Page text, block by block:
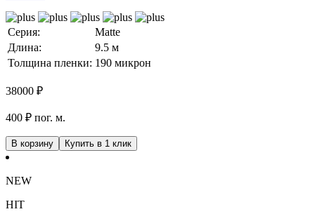
Серия:
Matte
Длина:
9.5 м
Толщина пленки: 190 микрон
38000 ₽
400 ₽ пог. м.
В корзину Купить в 1 клик
NEW
HIT